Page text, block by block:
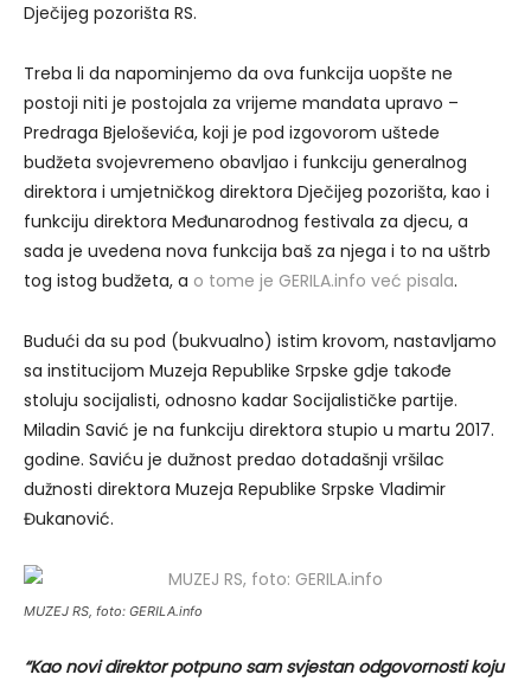
Dječijeg pozorišta RS.
Treba li da napominjemo da ova funkcija uopšte ne
postoji niti je postojala za vrijeme mandata upravo –
Predraga Bjeloševića, koji je pod izgovorom uštede
budžeta svojevremeno obavljao i funkciju generalnog
direktora i umjetničkog direktora Dječijeg pozorišta, kao i
funkciju direktora Međunarodnog festivala za djecu, a
sada je uvedena nova funkcija baš za njega i to na uštrb
tog istog budžeta, a o tome je GERILA.info već pisala.
Budući da su pod (bukvualno) istim krovom, nastavljamo
sa institucijom Muzeja Republike Srpske gdje takođe
stoluju socijalisti, odnosno kadar Socijalističke partije.
Miladin Savić je na funkciju direktora stupio u martu 2017.
godine. Saviću je dužnost predao dotadašnji vršilac
dužnosti direktora Muzeja Republike Srpske Vladimir
Đukanović.
MUZEJ RS, foto: GERILA.info
“Kao novi direktor potpuno sam svjestan odgovornosti koju